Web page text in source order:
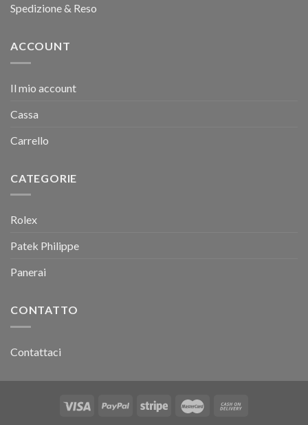
Spedizione & Reso
ACCOUNT
Il mio account
Cassa
Carrello
CATEGORIE
Rolex
Patek Philippe
Panerai
CONTATTO
Contattaci